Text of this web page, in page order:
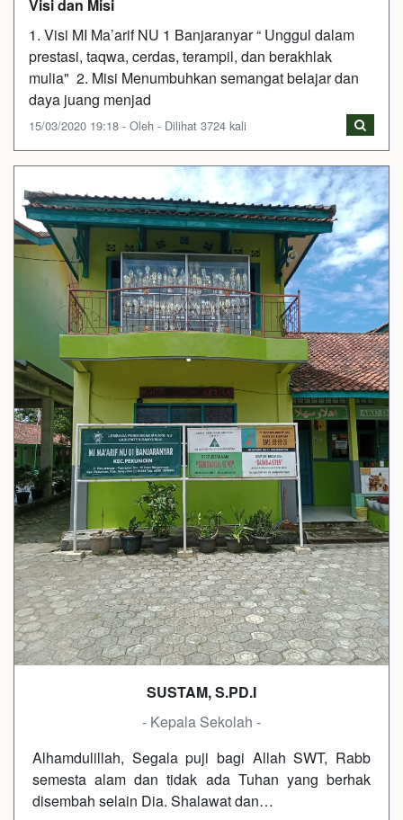
Visi dan Misi
1. Visi MI Ma’arif NU 1 Banjaranyar “ Unggul dalam
prestasi, taqwa, cerdas, terampil, dan berakhlak
mulia" 2. Misi Menumbuhkan semangat belajar dan
daya juang menjad
15/03/2020 19:18 - Oleh - Dilihat 3724 kali
SUSTAM, S.PD.I
- Kepala Sekolah -
Alhamdulillah, Segala puji bagi Allah SWT, Rabb
semesta alam dan tidak ada Tuhan yang berhak
disembah selain Dia. Shalawat dan…